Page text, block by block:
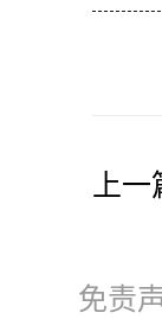
上一
免责